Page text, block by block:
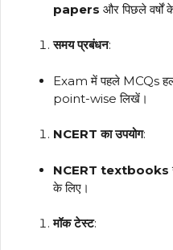
papers और पिछले
समय प्रबंधन:
Exam में पहले MCQs
point-wise लिखें।
NCERT का उपयोग:
NCERT textbooks
के लिए।
मॉक टेस्ट: